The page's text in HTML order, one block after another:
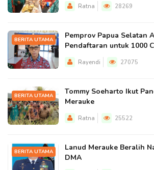
Ratna 28269
BERITA UTAMA
Pemprov Papua Selatan
Pendaftaran untuk 1000
Rayendi 27075
BERITA UTAMA
Tommy Soeharto Ikut
Merauke
Ratna 25522
BERITA UTAMA
Lanud Merauke Beralih
DMA